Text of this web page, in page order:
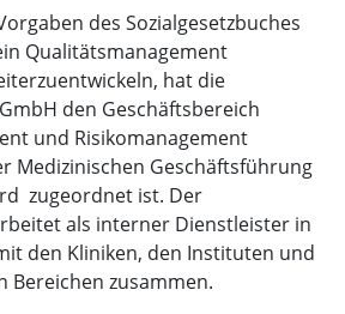
des Sozialgesetzbuches
Qualitätsmanagement
hat die
den Geschäftsbereich
und Risikomanagement
Medizinischen Geschäftsführung
zugeordnet ist. Der
als interner Dienstleister in
den Kliniken, den Instituten und
Bereichen zusammen.